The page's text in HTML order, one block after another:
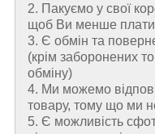
2. Пакуємо у свої
щоб Ви менше
3. Є обмін та
(крім заборонених
обміну)
4. Ми можемо
товару, тому що ми
5. Є можливість